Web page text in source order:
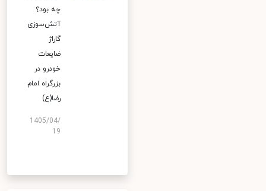
چه بود؟
آتش‌سوزی
گاراژ
ضایعات
خودرو در
بزرگراه امام
رضا(ع)
1405/04/
19